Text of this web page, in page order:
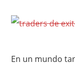
En un mundo